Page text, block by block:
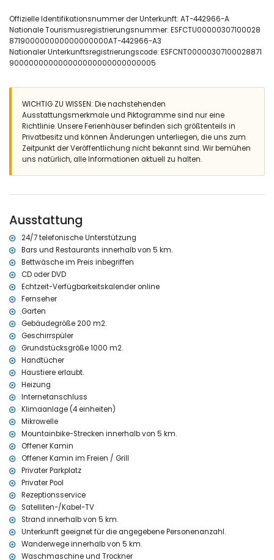
Badezimmer mit einem Waschbecken, Badewanne, Dusche und
WC
Exterieur der Villa
eingezäuntes Grundstück
wunderschöner Rasengarten mit Kies, Bäumen und Gartenmöbeln
mit Sonnenliegen
2 Terrassen
Grill
Außendusche
Sitzbereich im Freien und Essbereich im Freien
Weitere Informationen
nächste Stadt: Javea (innerhalb von 10 Kilometern von der Villa)
von der Villa)
nächster Hafen innerhalb von 10 Kilometern von der Villa
nächster Flughafen: Alicante (> 100 Kilometer)
öffentliche Verkehrsmittel in der Nähe: Bus innerhalb von 10
Kilometern
Haustiere erlaubt
Die Unterkunft ist sehr geeignet für Familien mit Kindern
Einrichtungen und Dienstleistungen im Mietpreis der Villa
enthalten
Internet (WiFi)
Staubsauger und Bügeleisen sowie Bügelbrett
Bettwäsche und Handtücher
Empfangsservice und 24-Stunden-Notdienst
Einrichtungen und Dienstleistungen gegen Aufpreis
Zentralheizung und Klimaanlage
Zusatzbett und Kinderbetten/Gitterbetten (auf Anfrage)
Unterhaltungs- und Freizeitaktivitäten für Ihren Urlaub in
Javea, Costa Blanca
Bar (innerhalb von 5 Kilometern vom Haus)
Sehenswürdigkeiten und Kultur in Javea, Costa Blanca
Burg (Denia) (innerhalb von 25 Kilometern von der Unterkunft)
Sport
Wandern und Mountainbiken (innerhalb von 5 Kilometern von der
Villa)
Offizielle Identifikationsnummer der Unterkunft: AT-442966-A
Nationale Tourismusregistrierungsnummer: ESFCTU00000307100028
871900000000000000000AT-442966-A3
Nationaler Unterkunftsregistrierungscode: ESFCNT00000307100028871
900000000000000000000000000005
WICHTIG ZU WISSEN: Die nachstehenden
Ausstattungsmerkmale und Piktogramme sind nur eine
Richtlinie. Unsere Ferienhäuser befinden sich größtenteils in
Privatbesitz und können Änderungen unterliegen, die uns zum
Zeitpunkt der Veröffentlichung nicht bekannt sind. Wir bemühen
uns natürlich, alle Informationen aktuell zu halten.
Ausstattung
24/7 telefonische Unterstützung
Bars und Restaurants innerhalb von 5 km.
Bettwäsche im Preis inbegriffen
CD oder DVD
Echtzeit-Verfügbarkeitskalender online
Fernseher
Garten
Gebäudegröße 200 m2.
Geschirrspüler
Grundstücksgröße 1000 m2.
Handtücher
Haustiere erlaubt.
Heizung
Internetanschluss
Klimaanlage (4 einheiten)
Mikrowelle
Mountainbike-Strecken innerhalb von 5 km.
Offener Kamin
Offener Kamin im Freien / Grill
Privater Parkplatz
Privater Pool
Rezeptionsservice
Satelliten-/Kabel-TV
Strand innerhalb von 5 km.
Unterkunft geeignet für die angegebene Personenanzahl.
Wanderwege innerhalb von 5 km.
Waschmaschine und Trockner